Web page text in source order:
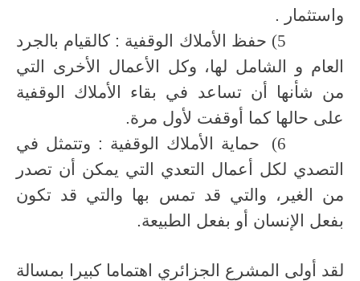
واستثمار .
5)
حفظ الأملاك الوقفية : كالقيام بالجرد
العام و الشامل لها، وكل الأعمال الأخرى التي
من شأنها أن تساعد في بقاء الأملاك الوقفية
على حالها كما أوقفت لأول مرة.
6)
حماية الأملاك الوقفية : وتتمثل في
التصدي لكل أعمال التعدي التي يمكن أن تصدر
من الغير، والتي قد تمس بها والتي قد تكون
بفعل الإنسان أو بفعل الطبيعة.
لقد أولى المشرع الجزائري اهتماما كبيرا بمسالة